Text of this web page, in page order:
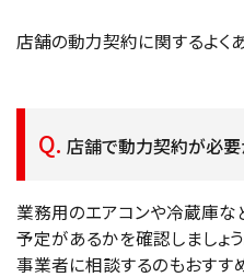
店舗の動力契約に関するよく
店舗で動力契約が必要
業務用のエアコンや冷蔵庫な
予定があるかを確認しましょ
事業者に相談するのもおすす